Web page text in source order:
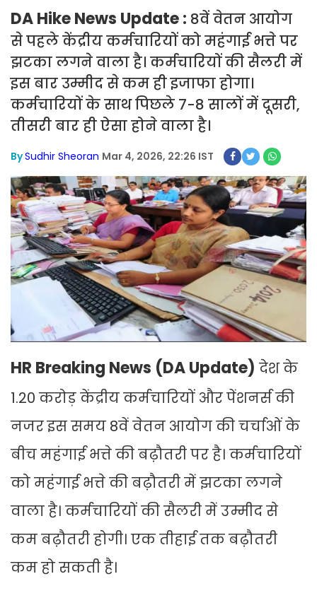
DA Hike News Update : 8वें वेतन आयोग
से पहले केंद्रीय कर्मचारियों को महंगाई भत्ते पर
झटका लगने वाला है। कर्मचारियों की सैलरी में
इस बार उम्मीद से कम ही इजाफा होगा।
कर्मचारियों के साथ पिछले 7-8 सालों में दूसरी,
तीसरी बार ही ऐसा होने वाला है।
BySudhir Sheoran Mar 4, 2026, 22:26 IST
HR Breaking News (DA Update) देश के
1.20 करोड़ केंद्रीय कर्मचारियों और पेंशनर्स की
नजर इस समय 8वें वेतन आयोग की चर्चाओं के
बीच महंगाई भत्ते की बढ़ौतरी पर है। कर्मचारियों
को महंगाई भत्ते की बढ़ौतरी में झटका लगने
वाला है। कर्मचारियों की सैलरी में उम्मीद से
कम बढ़ौतरी होगी। एक तीहाई तक बढ़ौतरी
कम हो सकती है।